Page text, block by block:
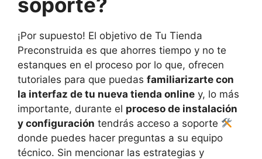
¡Por supuesto! El objetivo de Tu Tienda
Preconstruida es que ahorres tiempo y no te
estanques en el proceso por lo que, ofrecen
tutoriales para que puedas familiarizarte con
la interfaz de tu nueva tienda online y, lo más
importante, durante el proceso de instalación
y configuración tendrás acceso a soporte
donde puedes hacer preguntas a su equipo
técnico. Sin mencionar las estrategias y